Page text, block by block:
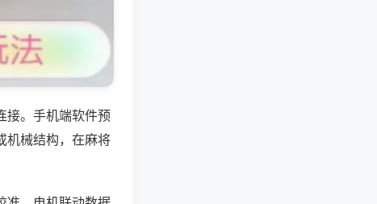
接。手机端软件预
机械结构，在麻将